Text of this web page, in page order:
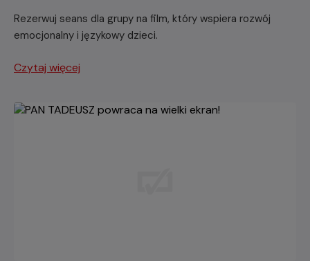
Rezerwuj seans dla grupy na film, który wspiera rozwój
emocjonalny i językowy dzieci.
Czytaj więcej